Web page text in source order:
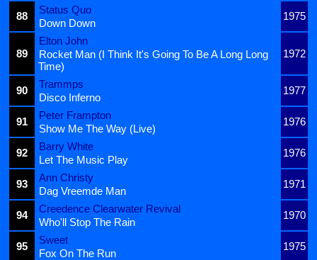
88
Status Quo
1975
Down Down
89
Elton John
1972
Rocket Man (I Think It's Going To Be A Long Long
Time)
90
Trammps
1977
Disco Inferno
91
Peter Frampton
1976
Show Me The Way (Live)
92
Barry White
1976
Let The Music Play
93
Ann Christy
1971
Dag Vreemde Man
94
Creedence Clearwater Revival
1970
Who'll Stop The Rain
95
Sweet
1975
Fox On The Run